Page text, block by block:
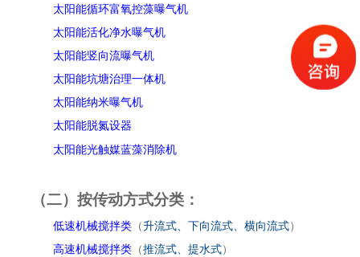
太阳能循环富氧控藻曝气机
太阳能活化净水曝气机
太阳能竖向流曝气机
太阳能坑塘治理一体机
太阳能纳米曝气机
太阳能脱氮设器
太阳能光触媒蓝藻消除机
（二）按传动方式分类：
低速机械搅拌类 （升流式、下向流式、横向流式）
高速机械搅拌类 （推流式、提水式）